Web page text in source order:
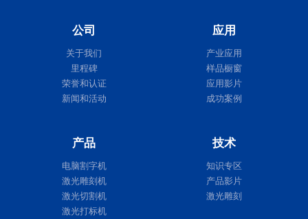
公司
关于我们
里程碑
荣誉和认证
新闻和活动
应用
产业应用
样品橱窗
应用影片
成功案例
产品
电脑割字机
激光雕刻机
激光切割机
激光打标机
技术
知识专区
产品影片
激光雕刻